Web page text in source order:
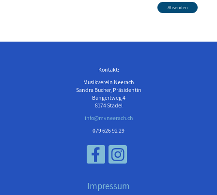
Kontakt:
Musikverein Neerach
Sandra Bucher, Präsidentin
Bungertweg 4
8174 Stadel
info@mvneerach.ch
079 626 92 29
Impressum